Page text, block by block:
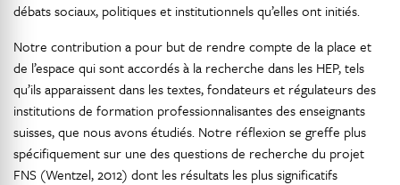
débats sociaux, politiques et institutionnels qu’elles ont initiés.
Notre contribution a pour but de rendre compte de la place et
de l’espace qui sont accordés à la recherche dans les HEP, tels
qu’ils apparaissent dans les textes, fondateurs et régulateurs des
institutions de formation professionnalisantes des enseignants
suisses, que nous avons étudiés. Notre réflexion se greffe plus
spécifiquement sur une des questions de recherche du projet
FNS (Wentzel, 2012) dont les résultats les plus significatifs